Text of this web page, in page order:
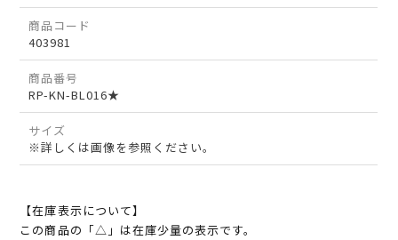
商品コード
403981
商品番号
RP-KN-BL016★
サイズ
※詳しくは画像を参照ください。
【在庫表示について】
この商品の「△」は在庫少量の表示です。